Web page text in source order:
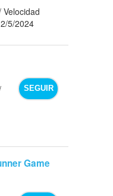
Velocidad
2/5/2024
SEGUIR
Game